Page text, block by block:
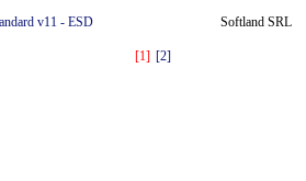
v11- ESD Softland SRL
[1] [2]